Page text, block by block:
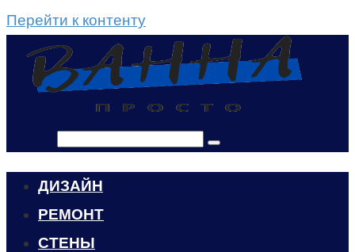
Перейти к контенту
ДИЗАЙН
РЕМОНТ
СТЕНЫ